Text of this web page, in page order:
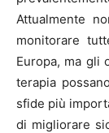
Attualmente
monitorare
Europa, ma gli
terapia
sfide più
di migliorare